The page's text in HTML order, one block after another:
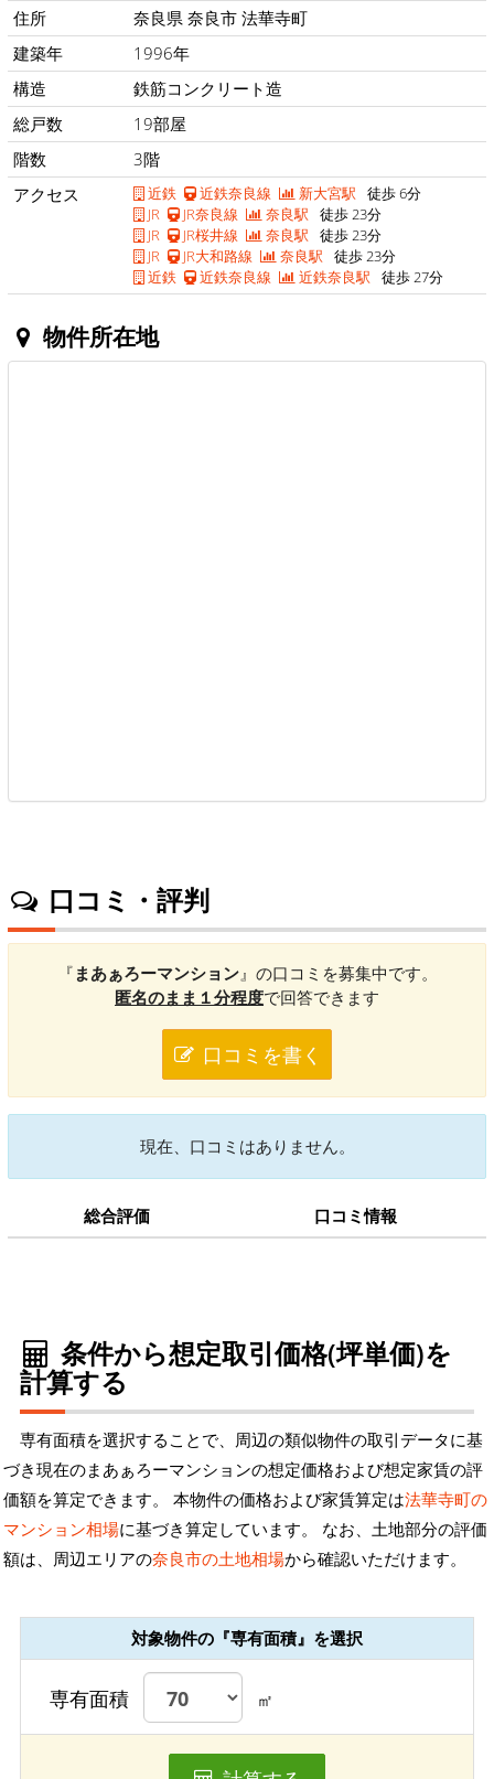
住所
奈良県 奈良市 法華寺町
建築年
1996年
構造
鉄筋コンクリート造
総戸数
19部屋
階数
3階
アクセス
近鉄 近鉄奈良線 新大宮駅 徒歩 6分
JR
JR奈良線 奈良駅 徒歩 23分
JR
JR桜井線 奈良駅 徒歩 23分
JR
JR大和路線 奈良駅 徒歩 23分
近鉄
近鉄奈良線 近鉄奈良駅 徒歩 27分
物件所在地
口コミ・評判
『 まあぁろーマンション』の口コミを募集中です。
匿名のまま１分程度で回答できます
口コミを書く
現在、口コミはありません。
総合評価 口コミ情報
条件から想定取引価格(坪単価)を
計算する
専有面積を選択することで、周辺の類似物件の取引データに基
づき現在のまあぁろーマンションの想定価格および想定家賃の評
価額を算定できます。 本物件の価格および家賃算定は法華寺町の
マンション相場に基づき算定しています。 なお、土地部分の評価
額は、周辺エリアの奈良市の土地相場から確認いただけます。
対象物件の『専有面積』を選択
専有面積 ㎡